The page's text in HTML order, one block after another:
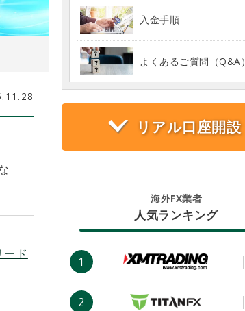
ード
入金手順
よくあるご質問（Q&A）
リアル口座開設
海外FX業者
人気ランキング
1
2